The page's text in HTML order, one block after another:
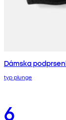
Dámska
typ plunge
6